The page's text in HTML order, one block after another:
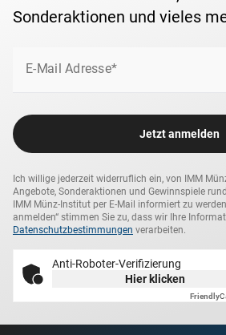
Sonderaktionen und vieles
E-Mail Adresse*
Jetzt anmelden
Ich willige jederzeit widerruflich ein, von IMM
Angebote, Sonderaktionen und Gewinnspiele
IMM Münz-Institut per E-Mail informiert zu
anmelden“ stimmen Sie zu, dass wir Ihre
Datenschutzbestimmungen verarbeiten.
Anti-Roboter-Verifizierung
Hier klicken
Friendly